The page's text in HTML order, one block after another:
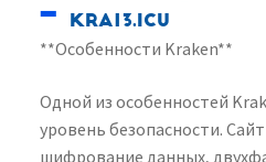
–
kra13.icu
**Особенности Kraken**
Одной из особенностей
уровень безопасности.
шифрование данных,